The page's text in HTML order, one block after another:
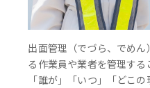
出面管理（でづら、でめ
る作業員や業者を管理する
「誰が」「いつ」「どこ